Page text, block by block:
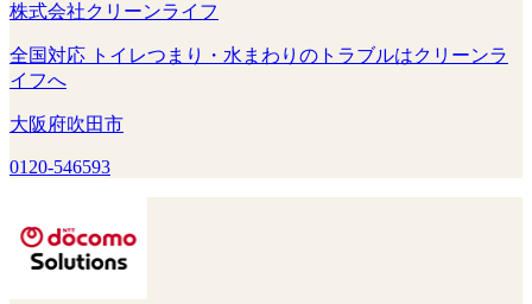
株式会社クリーンライフ
全国対応 トイレつまり・水まわりのトラブルはクリーンラ
イフへ
大阪府吹田市
0120-546593